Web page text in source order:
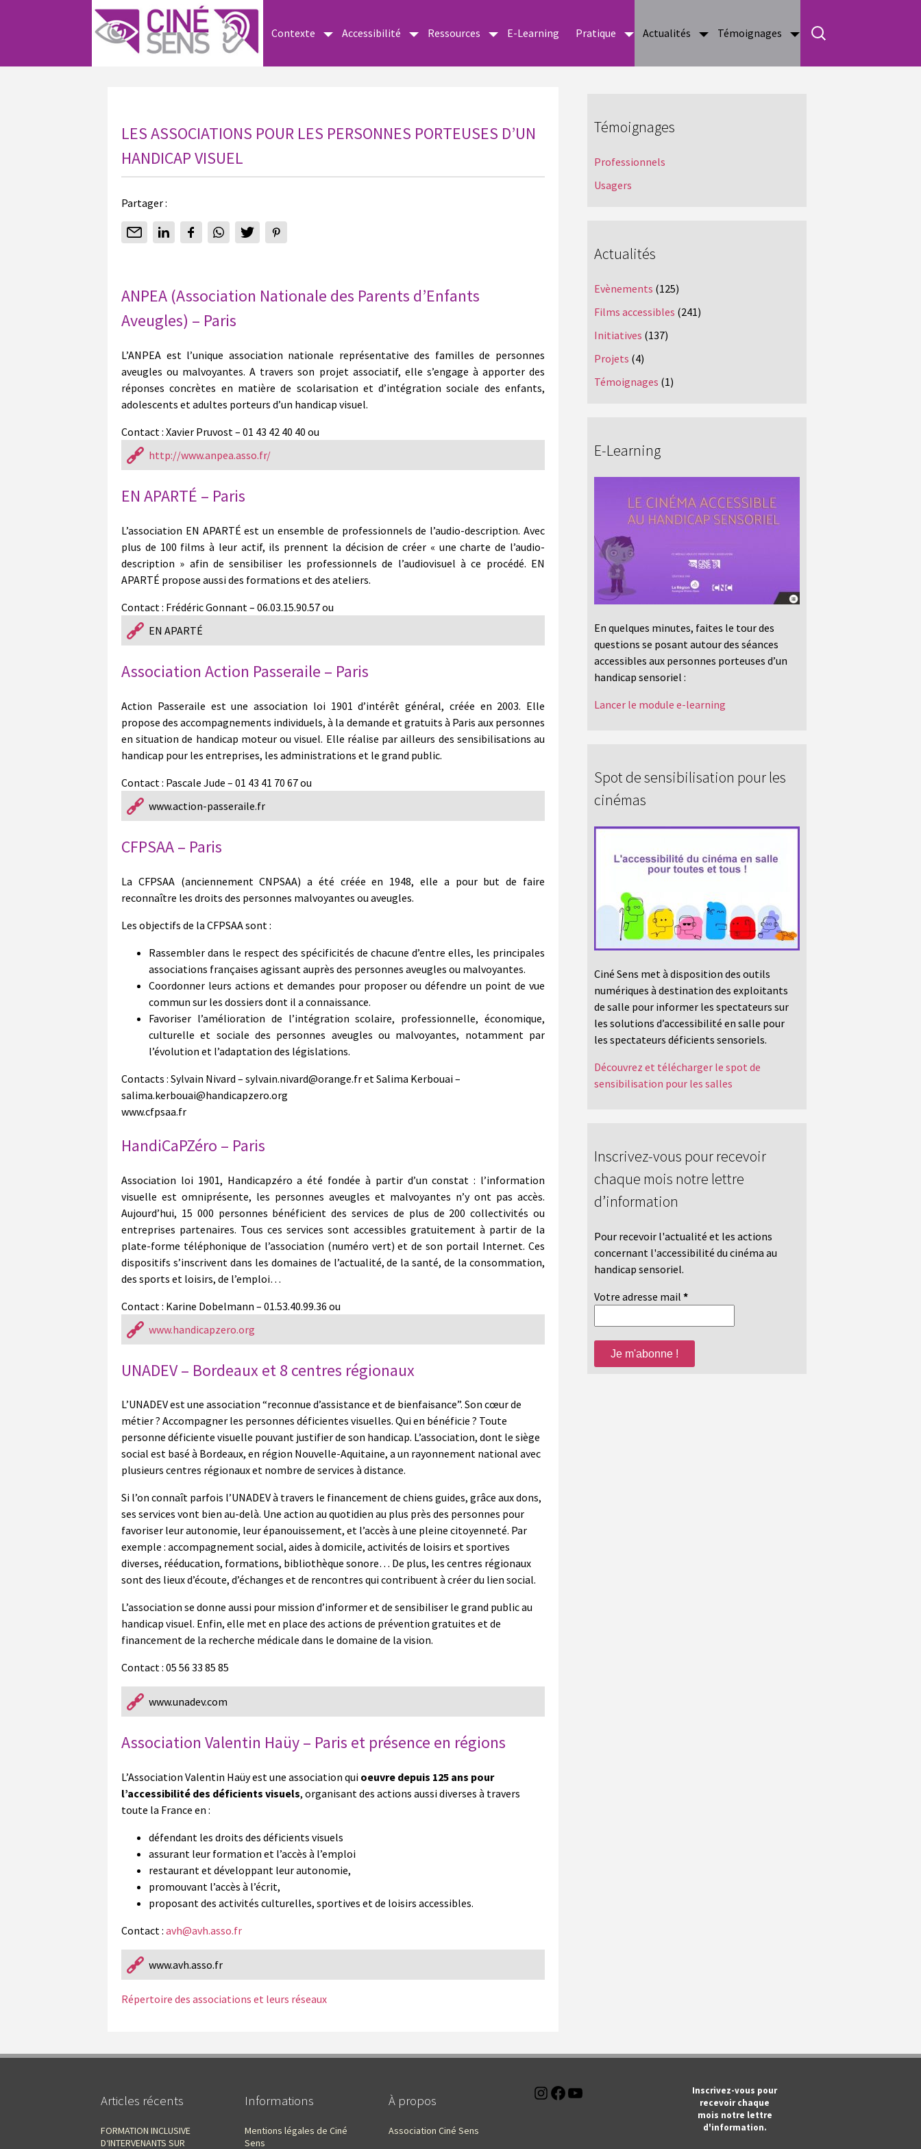
Contexte Accessibilité Ressources E-Learning Pratique Actualités Témoignages
LES ASSOCIATIONS POUR LES PERSONNES PORTEUSES D’UN
HANDICAP VISUEL
Partager :
ANPEA (Association Nationale des Parents d’Enfants
Aveugles) – Paris
L’ANPEA est l’unique association nationale représentative des familles de personnes
aveugles ou malvoyantes. A travers son projet associatif, elle s’engage à apporter des
réponses concrètes en matière de scolarisation et d’intégration sociale des enfants,
adolescents et adultes porteurs d’un handicap visuel.
Contact : Xavier Pruvost – 01 43 42 40 40 ou
http://www.anpea.asso.fr/
EN APARTÉ – Paris
L’association EN APARTÉ est un ensemble de professionnels de l’audio-description. Avec
plus de 100 films à leur actif, ils prennent la décision de créer « une charte de l’audio-
description » afin de sensibiliser les professionnels de l’audiovisuel à ce procédé. EN
APARTÉ propose aussi des formations et des ateliers.
Contact : Frédéric Gonnant – 06.03.15.90.57 ou
EN APARTÉ
Association Action Passeraile – Paris
Action Passeraile est une association loi 1901 d’intérêt général, créée en 2003. Elle
propose des accompagnements individuels, à la demande et gratuits à Paris aux personnes
en situation de handicap moteur ou visuel. Elle réalise par ailleurs des sensibilisations au
handicap pour les entreprises, les administrations et le grand public.
Contact : Pascale Jude – 01 43 41 70 67 ou
www.action-passeraile.fr
CFPSAA – Paris
La CFPSAA (anciennement CNPSAA) a été créée en 1948, elle a pour but de faire
reconnaître les droits des personnes malvoyantes ou aveugles.
Les objectifs de la CFPSAA sont :
Rassembler dans le respect des spécificités de chacune d’entre elles, les principales
associations françaises agissant auprès des personnes aveugles ou malvoyantes.
Coordonner leurs actions et demandes pour proposer ou défendre un point de vue
commun sur les dossiers dont il a connaissance.
Favoriser l’amélioration de l’intégration scolaire, professionnelle, économique,
culturelle et sociale des personnes aveugles ou malvoyantes, notamment par
l’évolution et l’adaptation des législations.
Contacts : Sylvain Nivard – sylvain.nivard@orange.fr et Salima Kerbouai –
salima.kerbouai@handicapzero.org
www.cfpsaa.fr
HandiCaPZéro – Paris
Association loi 1901, Handicapzéro a été fondée à partir d’un constat : l’information
visuelle est omniprésente, les personnes aveugles et malvoyantes n’y ont pas accès.
Aujourd’hui, 15 000 personnes bénéficient des services de plus de 200 collectivités ou
entreprises partenaires. Tous ces services sont accessibles gratuitement à partir de la
plate-forme téléphonique de l’association (numéro vert) et de son portail Internet. Ces
dispositifs s’inscrivent dans les domaines de l’actualité, de la santé, de la consommation,
des sports et loisirs, de l’emploi…
Contact : Karine Dobelmann – 01.53.40.99.36 ou
www.handicapzero.org
UNADEV – Bordeaux et 8 centres régionaux
L’UNADEV est une association “reconnue d’assistance et de bienfaisance”. Son cœur de
métier ? Accompagner les personnes déficientes visuelles. Qui en bénéficie ? Toute
personne déficiente visuelle pouvant justifier de son handicap. L’association, dont le siège
social est basé à Bordeaux, en région Nouvelle-Aquitaine, a un rayonnement national avec
plusieurs centres régionaux et nombre de services à distance.
Si l’on connaît parfois l’UNADEV à travers le financement de chiens guides, grâce aux dons,
ses services vont bien au-delà. Une action au quotidien au plus près des personnes pour
favoriser leur autonomie, leur épanouissement, et l’accès à une pleine citoyenneté. Par
exemple : accompagnement social, aides à domicile, activités de loisirs et sportives
diverses, rééducation, formations, bibliothèque sonore… De plus, les centres régionaux
sont des lieux d’écoute, d’échanges et de rencontres qui contribuent à créer du lien social.
L’association se donne aussi pour mission d’informer et de sensibiliser le grand public au
handicap visuel. Enfin, elle met en place des actions de prévention gratuites et de
financement de la recherche médicale dans le domaine de la vision.
Contact : 05 56 33 85 85
www.unadev.com
Association Valentin Haüy – Paris et présence en régions
L’Association Valentin Haüy est une association qui oeuvre depuis 125 ans pour
l’accessibilité des déficients visuels, organisant des actions aussi diverses à travers
toute la France en :
défendant les droits des déficients visuels
assurant leur formation et l’accès à l’emploi
restaurant et développant leur autonomie,
promouvant l’accès à l’écrit,
proposant des activités culturelles, sportives et de loisirs accessibles.
Contact : avh@avh.asso.fr
www.avh.asso.fr
Répertoire des associations et leurs réseaux
Témoignages
Professionnels
Usagers
Actualités
Evènements (125)
Films accessibles (241)
Initiatives (137)
Projets (4)
Témoignages (1)
E-Learning
En quelques minutes, faites le tour des
questions se posant autour des séances
accessibles aux personnes porteuses d’un
handicap sensoriel :
Lancer le module e-learning
Spot de sensibilisation pour les
cinémas
Ciné Sens met à disposition des outils
numériques à destination des exploitants
de salle pour informer les spectateurs sur
les solutions d’accessibilité en salle pour
les spectateurs déficients sensoriels.
Découvrez et télécharger le spot de
sensibilisation pour les salles
Inscrivez-vous pour recevoir
chaque mois notre lettre
d’information
Pour recevoir l'actualité et les actions
concernant l'accessibilité du cinéma au
handicap sensoriel.
Votre adresse mail *
Articles récents
FORMATION INCLUSIVE
D‘INTERVENANTS SUR
Informations
Mentions légales de Ciné
Sens
À propos
Association Ciné Sens
Instagram
Facebook
Inscrivez-vous pour
recevoir chaque
mois notre lettre
d'information.